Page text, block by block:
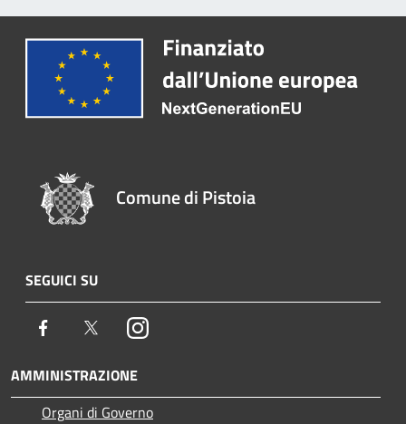
Comune di Pistoia
SEGUICI SU
Facebook TwitterInstagram
AMMINISTRAZIONE
Organi di Governo